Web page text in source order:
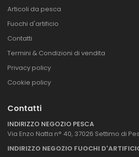
Articoli da pesca
Fuochi d'artificio
Contatti
Termini & Condizioni di vendita
Privacy policy
Cookie policy
Contatti
INDIRIZZO NEGOZIO PESCA
Via Enzo Natta n° 40, 37026 Settimo di
INDIRIZZO NEGOZIO FUOCHI